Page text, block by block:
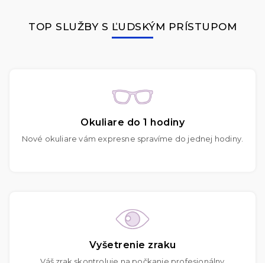
TOP SLUŽBY S ĽUDSKÝM PRÍSTUPOM
Okuliare do 1 hodiny
Nové okuliare vám expresne spravíme do jednej hodiny.
Vyšetrenie zraku
Váš zrak skontroluje na počkanie profesionálny